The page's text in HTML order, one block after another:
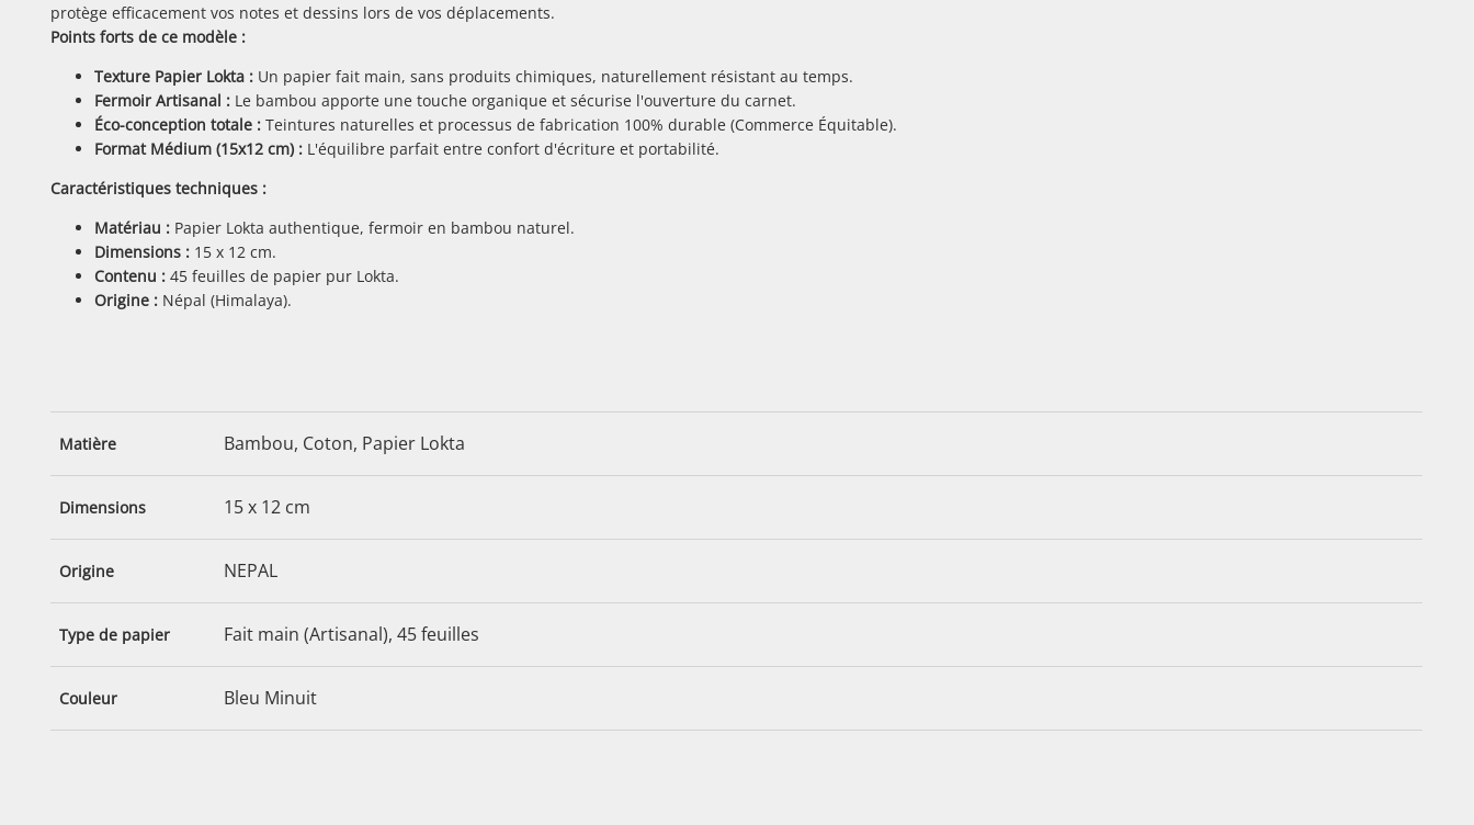
protège efficacement vos notes et dessins lors de vos déplacements.
Points forts de ce modèle :
Texture Papier Lokta : Un papier fait main, sans produits chimiques, naturellement résistant au temps.
Fermoir Artisanal : Le bambou apporte une touche organique et sécurise l'ouverture du carnet.
Éco-conception totale : Teintures naturelles et processus de fabrication 100% durable (Commerce Équitable).
Format Médium (15x12 cm) : L'équilibre parfait entre confort d'écriture et portabilité.
Caractéristiques techniques :
Matériau : Papier Lokta authentique, fermoir en bambou naturel.
Dimensions : 15 x 12 cm.
Contenu : 45 feuilles de papier pur Lokta.
Origine : Népal (Himalaya).
Matière Bambou, Coton, Papier Lokta
Dimensions 15 x 12 cm
Origine NEPAL
Type de papier Fait main (Artisanal), 45 feuilles
Couleur Bleu Minuit